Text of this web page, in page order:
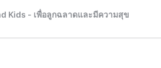
Kids - เพื่อลูกฉลาดและมีความสุข